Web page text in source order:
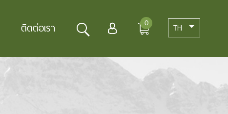
ติดต่อเรา 0 TH